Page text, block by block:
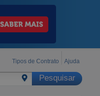
Tipos de Contrato Ajuda